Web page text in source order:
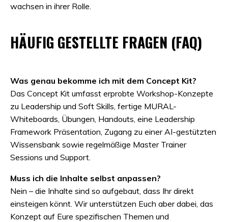
wachsen in ihrer Rolle.
HÄUFIG GESTELLTE FRAGEN (FAQ)
Was genau bekomme ich mit dem Concept Kit?
Das Concept Kit umfasst erprobte Workshop-Konzepte
zu Leadership und Soft Skills, fertige MURAL-
Whiteboards, Übungen, Handouts, eine Leadership
Framework Präsentation, Zugang zu einer AI-gestützten
Wissensbank sowie regelmäßige Master Trainer
Sessions und Support.
Muss ich die Inhalte selbst anpassen?
Nein – die Inhalte sind so aufgebaut, dass Ihr direkt
einsteigen könnt. Wir unterstützen Euch aber dabei, das
Konzept auf Eure spezifischen Themen und